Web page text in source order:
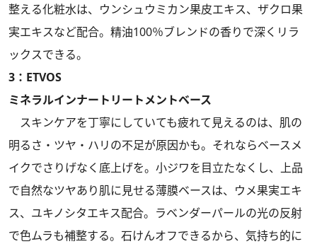
整える化粧水は、ウンシュウミカン果皮エキス、ザクロ果
実エキスなど配合。精油100％ブレンドの香りで深くリラ
ックスできる。
3：ETVOS
ミネラルインナートリートメントベース
スキンケアを丁寧にしていても疲れて見えるのは、肌の
明るさ・ツヤ・ハリの不足が原因かも。それならベースメ
イクでさりげなく底上げを。小ジワを目立たなくし、上品
で自然なツヤあり肌に見せる薄膜ベースは、ウメ果実エキ
ス、ユキノシタエキス配合。ラベンダーパールの光の反射
で色ムラも補整する。石けんオフできるから、気持ち的に